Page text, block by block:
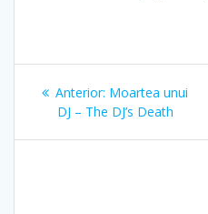
Navigare
Anterior: Articolul
anterior:
Moartea unui
DJ – The DJ’s Death